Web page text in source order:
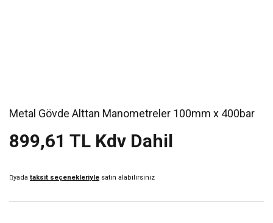
Metal Gövde Alttan Manometreler 100mm x 400bar
899,61 TL Kdv Dahil
yada taksit seçenekleriyle satın alabilirsiniz